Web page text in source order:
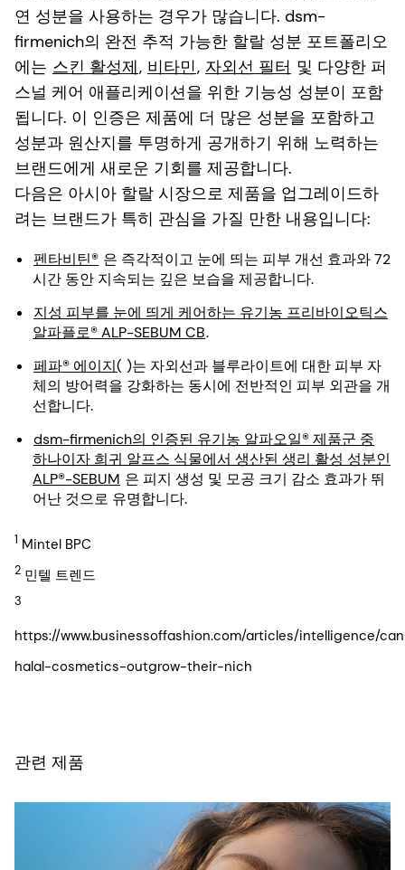
연 성분을 사용하는 경우가 많습니다. dsm-
firmenich의 완전 추적 가능한 할랄 성분 포트폴리오
에는 스킨 활성제, 비타민, 자외선 필터 및 다양한 퍼
스널 케어 애플리케이션을 위한 기능성 성분이 포함
됩니다. 이 인증은 제품에 더 많은 성분을 포함하고
성분과 원산지를 투명하게 공개하기 위해 노력하는
브랜드에게 새로운 기회를 제공합니다.
다음은 아시아 할랄 시장으로 제품을 업그레이드하
려는 브랜드가 특히 관심을 가질 만한 내용입니다:
펜타비틴® 은 즉각적이고 눈에 띄는 피부 개선 효과와 72
시간 동안 지속되는 깊은 보습을 제공합니다.
지성 피부를 눈에 띄게 케어하는 유기농 프리바이오틱스
알파플로® ALP-SEBUM CB.
페파® 에이지( )는 자외선과 블루라이트에 대한 피부 자
체의 방어력을 강화하는 동시에 전반적인 피부 외관을 개
선합니다.
dsm-firmenich의 인증된 유기농 알파오일® 제품군 중
하나이자 희귀 알프스 식물에서 생산된 생리 활성 성분인
ALP®-SEBUM 은 피지 생성 및 모공 크기 감소 효과가 뛰
어난 것으로 유명합니다.
1 Mintel BPC
2 민텔 트렌드
3
https://www.businessoffashion.com/articles/intelligence/
halal-cosmetics-outgrow-their-nich
관련 제품